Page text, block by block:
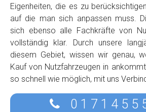
Eigenheiten, die es zu
auf die man sich anpassen muss.
sich ebenso alle Fachkräfte von
vollständig klar. Durch unsere
diesem Gebiet, wissen wir genau,
Kauf von Nutzfahrzeugen in
so schnell wie möglich, mit uns
0 1 7 1 4 5 5